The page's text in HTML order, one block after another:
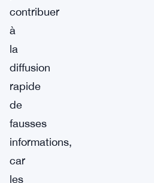
contribuer
à
la
diffusion
rapide
de
fausses
informations,
car
les